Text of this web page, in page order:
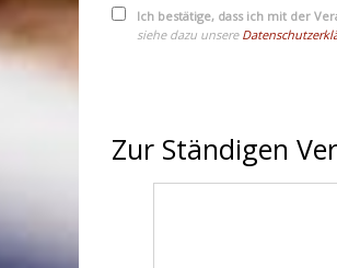
Ich bestätige, dass ich mit der
siehe dazu unsere
Zur Ständigen